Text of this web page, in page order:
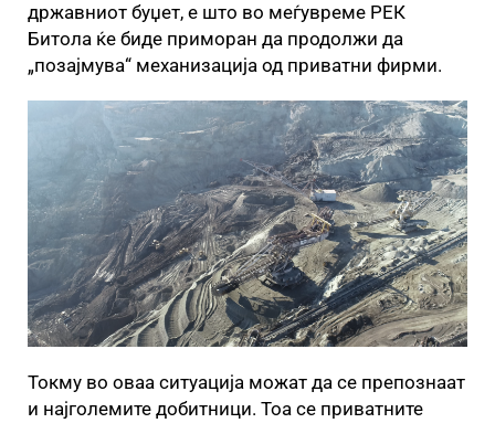
државниот буџет, е што во меѓувреме РЕК
Битола ќе биде приморан да продолжи да
„позајмува“ механизација од приватни фирми.
Токму во оваа ситуација можат да се препознаат
и најголемите добитници. Тоа се приватните